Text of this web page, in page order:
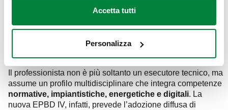
Accetta tutti
Personalizza
Il professionista non è più soltanto un esecutore tecnico, ma
assume un profilo multidisciplinare che integra competenze
normative, impiantistiche, energetiche e digitali. La
nuova EPBD IV, infatti, prevede l’adozione diffusa di